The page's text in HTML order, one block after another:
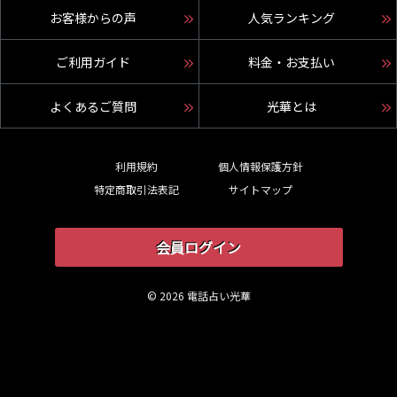
お客様からの声 人気ランキング
ご利用ガイド 料金・お支払い
よくあるご質問 光華とは
利用規約
特定商取引法表記
個人情報保護方針
サイトマップ
会員ログイン
© 2026 電話占い光華